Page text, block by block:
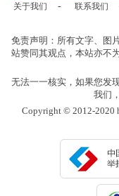
关于我们 - 联系我们
免责声明：所有文字、图
站赞同其观点，本站亦不
无法一一核实，如果您发
我们
Copyright © 2012-2020